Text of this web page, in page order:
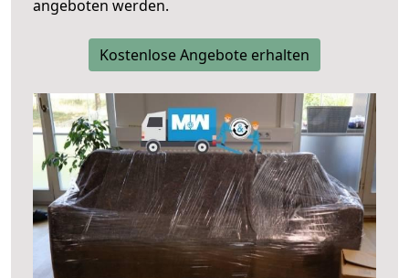
angeboten werden.
Kostenlose Angebote erhalten